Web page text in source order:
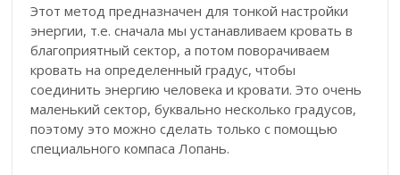
Этот метод предназначен для тонкой настройки
энергии, т.е. сначала мы устанавливаем кровать в
благоприятный сектор, а потом поворачиваем
кровать на определенный градус, чтобы
соединить энергию человека и кровати. Это очень
маленький сектор, буквально несколько градусов,
поэтому это можно сделать только с помощью
специального компаса Лопань.